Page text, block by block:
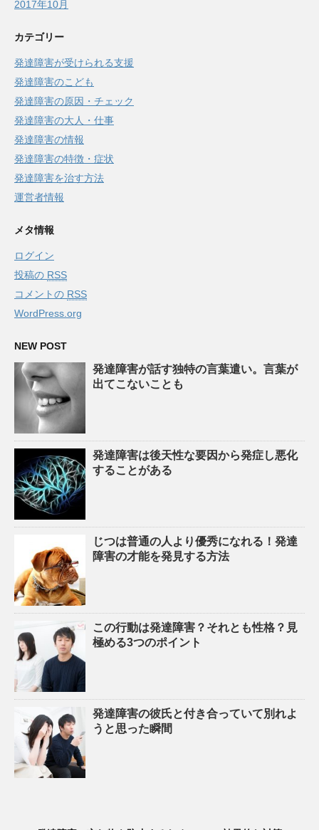
2017年10月
カテゴリー
発達障害が受けられる支援
発達障害のこども
発達障害の原因・チェック
発達障害の大人・仕事
発達障害の情報
発達障害の特徴・症状
発達障害を治す方法
運営者情報
メタ情報
ログイン
投稿の RSS
コメントの RSS
WordPress.org
NEW POST
発達障害が話す独特の言葉遣い。言葉が
出てこないことも
発達障害は後天性な要因から発症し悪化
することがある
じつは普通の人より優秀になれる！発達
障害の才能を発見する方法
この行動は発達障害？それとも性格？見
極める3つのポイント
発達障害の彼氏と付き合っていて別れよ
うと思った瞬間